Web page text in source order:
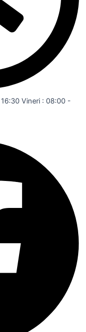
Vineri : 08:00 -